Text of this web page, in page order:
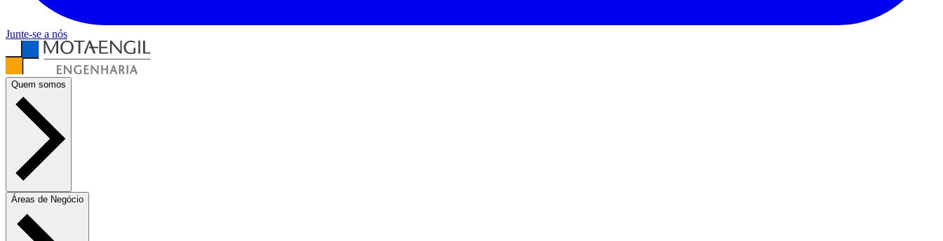
Junte-se a nós
Quem somos
Áreas de Negócio